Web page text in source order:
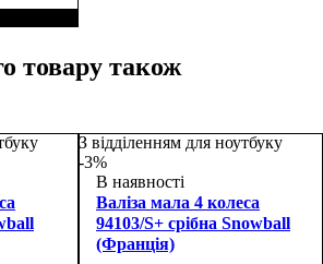
товару також
З відділенням для ноутбуку
-3%
В наявності
Валіза мала 4 колеса
94103/S+ срібна Snowball
(Франція)